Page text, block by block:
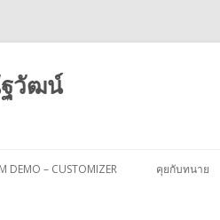
วัฒน์
ไป
DEMO – CUSTOMIZER คุยกับทนาย